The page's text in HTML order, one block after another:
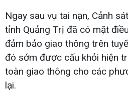
Ngay sau vụ tai nạn, Cảnh
tỉnh Quảng Trị đã có mặt
đảm bảo giao thông trên
đó sớm được cẩu khỏi hiện
toàn giao thông cho các
lại.